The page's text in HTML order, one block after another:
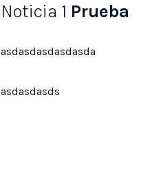
Noticia 1 Prueba
asdasdasdasdasda
asdasdasds